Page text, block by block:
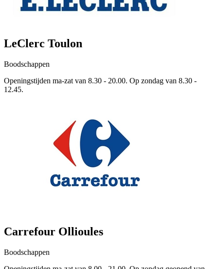
LeClerc Toulon
Boodschappen
Openingstijden ma-zat van 8.30 - 20.00. Op zondag van 8.30 -
12.45.
Carrefour Ollioules
Boodschappen